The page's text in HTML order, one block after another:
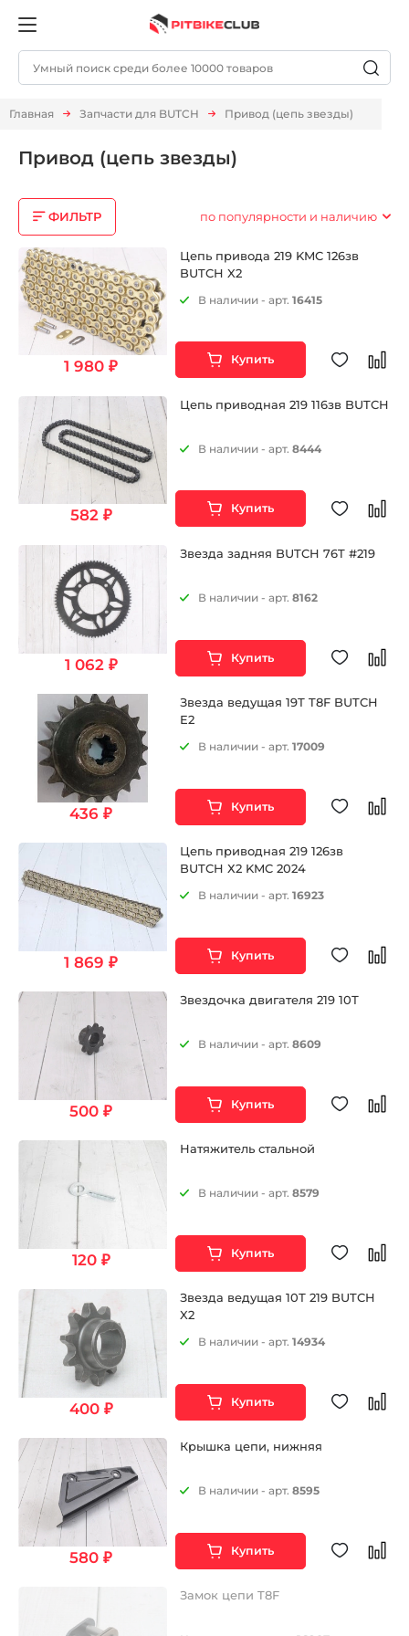
Главная Запчасти для BUTCH Привод (цепь звезды)
Привод (цепь звезды)
ФИЛЬТР по популярности и наличию
1 980 ₽
Цепь привода 219 KMC 126зв
BUTCH X2
В наличии - арт.16415
Купить
582 ₽
Цепь приводная 219 116зв BUTCH
В наличии - арт.8444
Купить
1 062 ₽
Звезда задняя BUTCH 76T #219
В наличии - арт.8162
Купить
436 ₽
Звезда ведущая 19Т T8F BUTCH
E2
В наличии - арт.17009
Купить
1 869 ₽
Цепь приводная 219 126зв
BUTCH Х2 KMC 2024
В наличии - арт.16923
Купить
500 ₽
Звездочка двигателя 219 10Т
В наличии - арт.8609
Купить
120 ₽
Натяжитель стальной
В наличии - арт.8579
Купить
400 ₽
Звезда ведущая 10Т 219 BUTCH
X2
В наличии - арт.14934
Купить
580 ₽
Крышка цепи, нижняя
В наличии - арт.8595
Купить
Замок цепи T8F